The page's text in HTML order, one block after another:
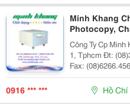
Minh Khang
Photocopy,
Công Ty Cp Minh Khang Đc: 298 Trần
1, Tphcm Đt: (08)39.209.309 &Ndash; (08)6266.4567 |
Fax: (08)6266.4567 Http://Minhkhangjsc.com
Http://Minhkhangjsc.com.vn
Minh Khang Kinh
0916 *** *** Hồ Chí